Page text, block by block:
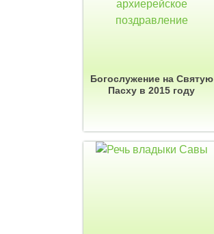
Богослужение на Святую
Пасху в 2015 году